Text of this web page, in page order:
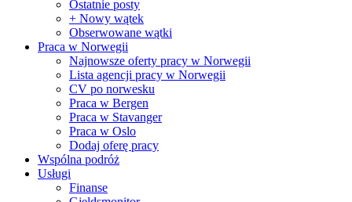
Ostatnie posty
+ Nowy wątek
Obserwowane wątki
Praca w Norwegii
Najnowsze oferty pracy w Norwegii
Lista agencji pracy w Norwegii
CV po norwesku
Praca w Bergen
Praca w Stavanger
Praca w Oslo
Dodaj oferę pracy
Wspólna podróż
Usługi
Finanse